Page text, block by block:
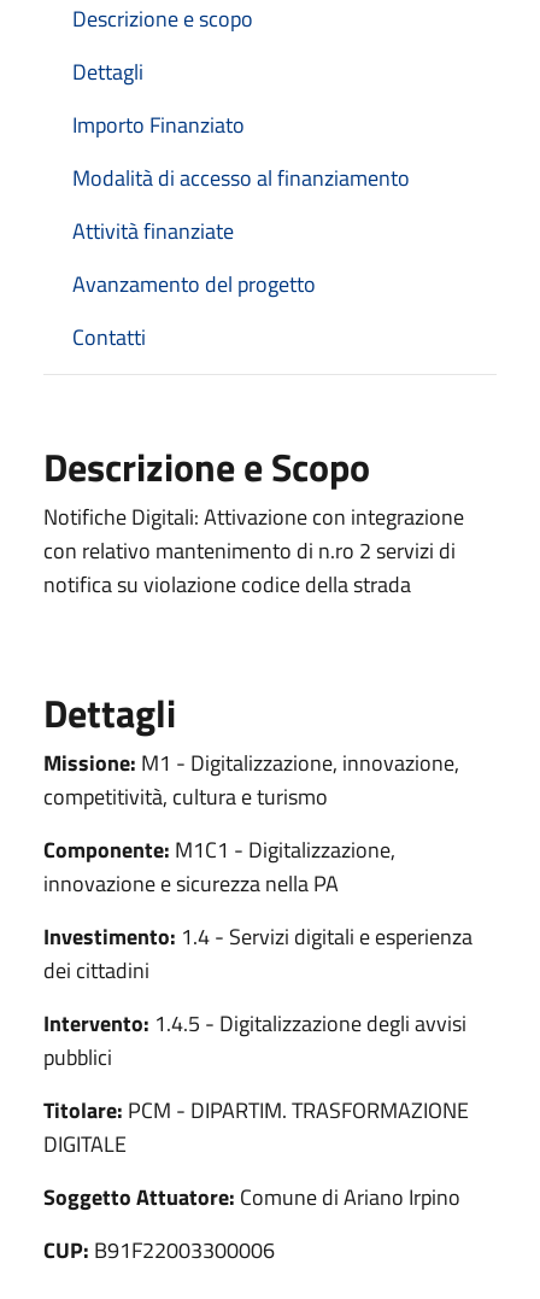
Descrizione e scopo
Dettagli
Importo Finanziato
Modalità di accesso al finanziamento
Attività finanziate
Avanzamento del progetto
Contatti
Descrizione e Scopo
Notifiche Digitali: Attivazione con integrazione
con relativo mantenimento di n.ro 2 servizi di
notifica su violazione codice della strada
Dettagli
Missione: M1 - Digitalizzazione, innovazione,
competitività, cultura e turismo
Componente: M1C1 - Digitalizzazione,
innovazione e sicurezza nella PA
Investimento: 1.4 - Servizi digitali e esperienza
dei cittadini
Intervento: 1.4.5 - Digitalizzazione degli avvisi
pubblici
Titolare: PCM - DIPARTIM. TRASFORMAZIONE
DIGITALE
Soggetto Attuatore: Comune di Ariano Irpino
CUP: B91F22003300006